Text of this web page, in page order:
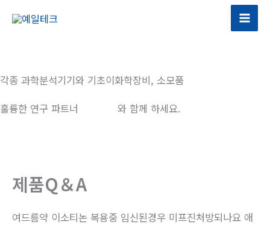
건
너
뛰
각종 과학분석기기와 기초이화학장비, 소모품
훌륭한 연구 파트너
와 함께 하세요.
제품Q＆A
여드름약 이소티논 복용중 임신된경우 미프진처방되나요 애